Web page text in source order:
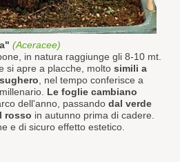
(Aceracee)
in natura raggiunge gli 8-10 mt.
si apre a placche, molto simili a
, nel tempo conferisce a
Le foglie cambiano
dell'anno, passando dal verde
rosso in autunno prima di cadere.
e di sicuro effetto estetico.